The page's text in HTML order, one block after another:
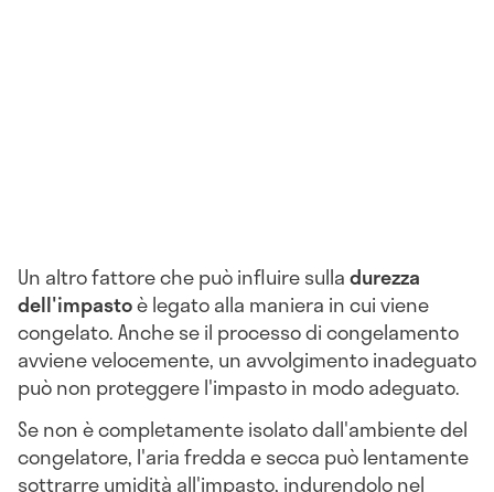
Un altro fattore che può influire sulladurezza
dell'impastoè legato alla maniera in cui viene
congelato. Anche se il processo di congelamento
avviene velocemente, un avvolgimento inadeguato
può non proteggere l'impasto in modo adeguato.
Se non è completamente isolato dall'ambiente del
congelatore, l'aria fredda e secca può lentamente
sottrarre umidità all'impasto, indurendolo nel